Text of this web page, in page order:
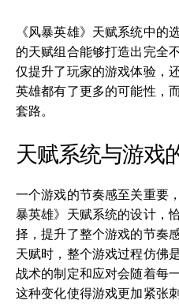
《风暴英雄》天赋系统中的
的天赋组合能够打造出完全
仅提升了玩家的游戏体验，
英雄都有了更多的可能性，
套路。
天赋系统与游戏
一个游戏的节奏感至关重要
暴英雄》天赋系统的设计，
择，提升了整个游戏的节奏
天赋时，整个游戏过程仿佛
战术的制定和应对会随着每
这种变化使得游戏更加紧张